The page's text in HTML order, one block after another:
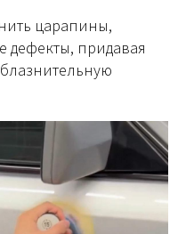
царапины,
дефекты, придавая